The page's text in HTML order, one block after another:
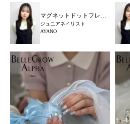
マグネットドットフレンチネイル
ジュニアネイリスト
AYANO